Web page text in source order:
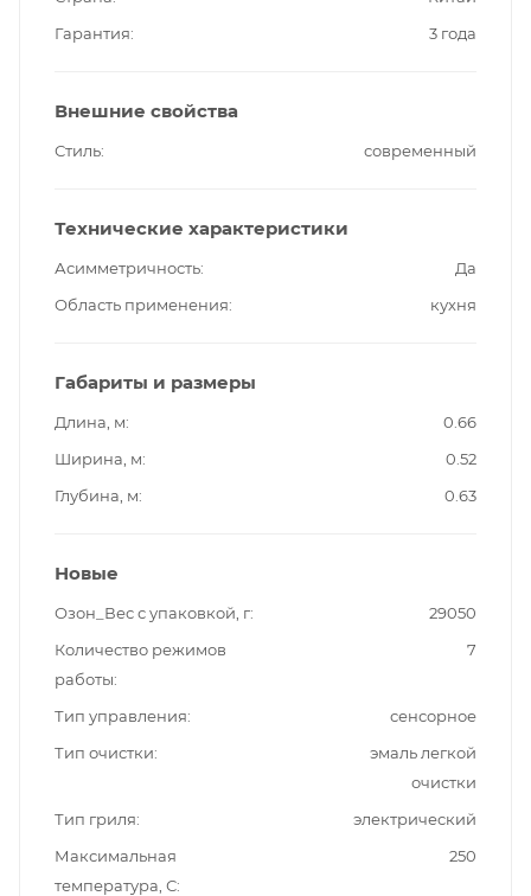
Гарантия
3 года
Внешние свойства
Стиль современный
Технические характеристики
Асимметричность
Да
Область применения
кухня
Габариты и размеры
Длина, м
0.66
Ширина, м
0.52
Глубина, м
0.63
Новые
Озон_Вес с упаковкой, г
29050
Количество режимов
работы
7
Тип управления
сенсорное
Тип очистки
эмаль легкой
очистки
Тип гриля
электрический
Максимальная
температура, С
250